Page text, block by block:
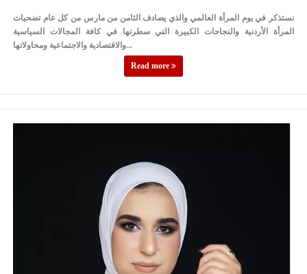
نستذكر في يوم المرأة العالمي والذي يصادف الثامن من مارس من كل عام تضحيات
المرأة الأردنية والنجاحات الكبيرة التي سطرتها في كافة المجالات السياسية
والاقتصادية والاجتماعية ومحاولاتها...
Read more